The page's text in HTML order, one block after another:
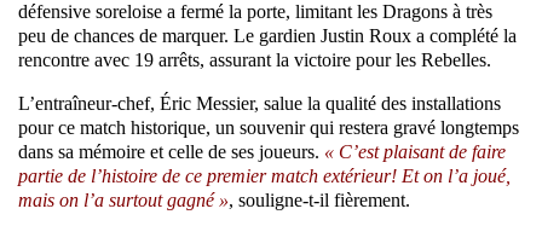
défensive soreloise a fermé la porte, limitant les Dragons à très
peu de chances de marquer. Le gardien Justin Roux a complété la
rencontre avec 19 arrêts, assurant la victoire pour les Rebelles.
L’entraîneur-chef, Éric Messier, salue la qualité des installations
pour ce match historique, un souvenir qui restera gravé longtemps
dans sa mémoire et celle de ses joueurs. « C’est plaisant de faire
partie de l’histoire de ce premier match extérieur! Et on l’a joué,
mais on l’a surtout gagné », souligne-t-il fièrement.